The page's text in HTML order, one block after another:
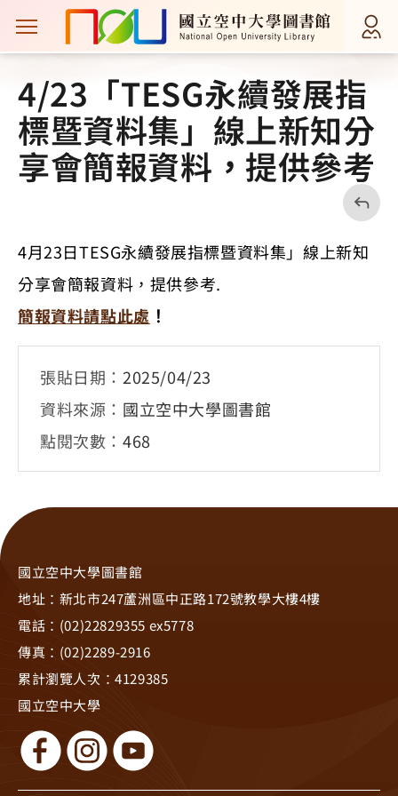
主選單案扭
首頁 最新消息
4/23「TESG永續發展指
標暨資料集」線上新知分
享會簡報資料，提供參考
回
上
一
頁
4月23日TESG永續發展指標暨資料集」線上新知
分享會簡報資料，提供參考.
簡報資料請點此處 ！
張貼日期： 2025/04/23
資料來源： 國立空中大學圖書館
點閱次數： 468
國立空中大學圖書館
地址：新北市247蘆洲區中正路172號教學大樓4樓
電話：(02)22829355 ex5778
傳真：(02)2289-2916
累計瀏覽人次：4129385
國立空中大學